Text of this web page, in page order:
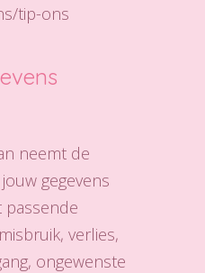
tip-ons
neemt de
gegevens
passende
verlies,
ongewenste